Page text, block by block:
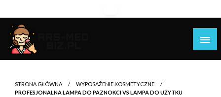
to
content
Piękniejsza strona Ciebie!
STRONA GŁÓWNA
WYPOSAŻENIE KOSMETYCZNE
PROFESJONALNA LAMPA DO PAZNOKCI VS LAMPA DO UŻYTKU